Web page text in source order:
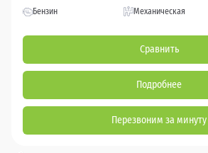
Бензин Механическая
Сравнить
Подробнее
Перезвоним за минуту